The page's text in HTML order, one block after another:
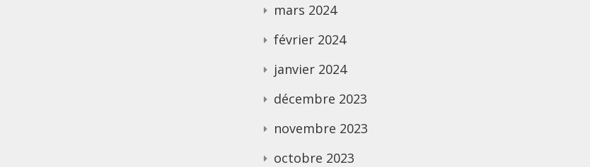
mars 2024
février 2024
janvier 2024
décembre 2023
novembre 2023
octobre 2023